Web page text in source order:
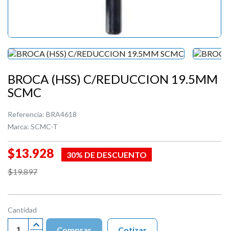
BROCA (HSS) C/REDUCCION 19.5MM
SCMC
Referencia: BRA4618
Marca: SCMC-T
$13.928
30% DE DESCUENTO
$19.897
Cantidad